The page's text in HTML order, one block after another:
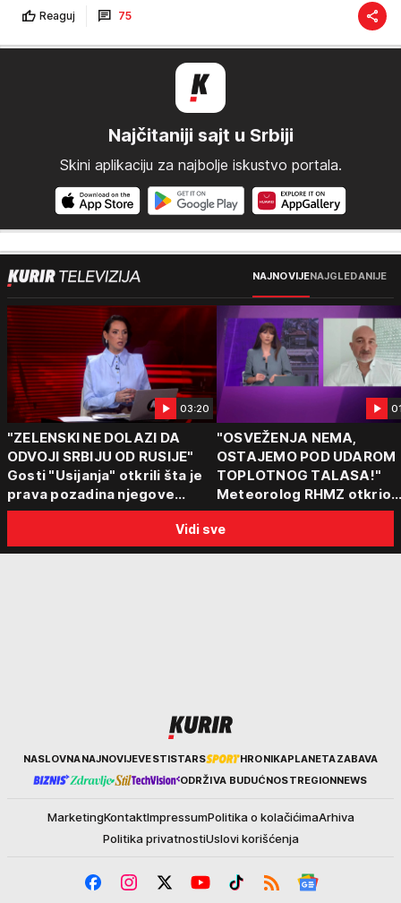
Reaguj 75
Najčitaniji sajt u Srbiji
Skini aplikaciju za najbolje iskustvo portala.
NAJNOVIJENAJGLEDANIJE
03:20
"ZELENSKI NE DOLAZI DA
ODVOJI SRBIJU OD RUSIJE"
Gosti "Usijanja" otkrili šta je
prava pozadina njegove
posete Beogradu
"OSVEŽENJA NEMA,
OSTAJEMO POD UDAROM
TOPLOTNOG TALASA!"
Meteorolog RHMZ otkrio
kakvo vreme nas čeka do
kraja avgusta
Vidi sve
KurirNASLOVNANAJNOVIJEVESTISTARS HRONIKAPLANETAZABAVA
ODRŽIVA BUDUĆNOSTREGIONNEWS
MarketingKontaktImpressumPolitika o kolačićimaArhiva
Politika privatnostiUslovi korišćenja